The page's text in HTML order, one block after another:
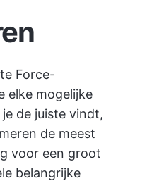
Force-
elke mogelijke
de juiste vindt,
de meest
voor een groot
belangrijke